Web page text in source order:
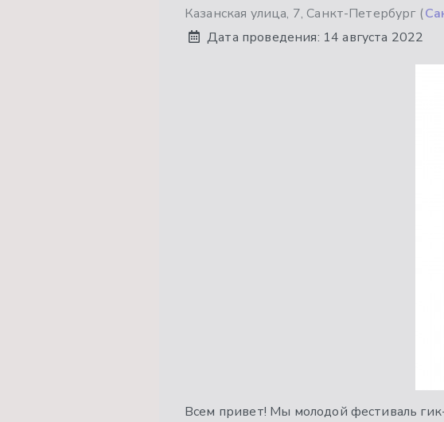
Казанская улица, 7, Санкт-Петербург (
Дата проведения: 14 августа 2022
Всем привет! Мы молодой фестиваль